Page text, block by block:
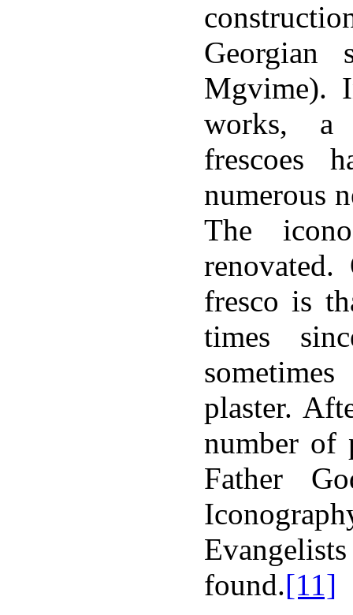
Georgian
Mgvime).
works, a
frescoes
numerous
The
fresco is
times
plaster.
number of
Father
found.[11]